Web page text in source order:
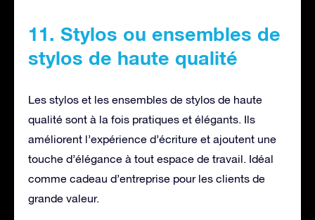
11. Stylos ou ensembles de
stylos de haute qualité
Les stylos et les ensembles de stylos de haute
qualité sont à la fois pratiques et élégants. Ils
améliorent l’expérience d’écriture et ajoutent une
touche d’élégance à tout espace de travail. Idéal
comme cadeau d’entreprise pour les clients de
grande valeur.